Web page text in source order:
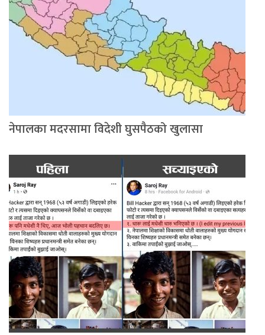
नेपालका मदरसामा विदेशी घुसपैठको खुलासा